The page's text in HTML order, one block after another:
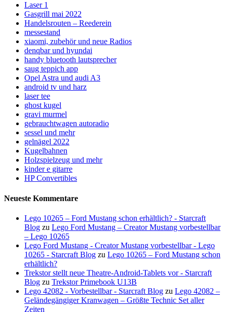
Laser 1
Gasgrill mai 2022
Handelsrouten – Reederein
messestand
xiaomi, zubehör und neue Radios
denqbar und hyundai
handy bluetooth lautsprecher
saug teppich app
Opel Astra und audi A3
android tv und harz
laser tee
ghost kugel
gravi murmel
gebrauchtwagen autoradio
sessel und mehr
gelnägel 2022
Kugelbahnen
Holzspielzeug und mehr
kinder e gitarre
HP Convertibles
Neueste Kommentare
Lego 10265 – Ford Mustang schon erhältlich? - Starcraft
Blog zu Lego Ford Mustang – Creator Mustang vorbestellbar
– Lego 10265
Lego Ford Mustang - Creator Mustang vorbestellbar - Lego
10265 - Starcraft Blog zu Lego 10265 – Ford Mustang schon
erhältlich?
Trekstor stellt neue Theatre-Android-Tablets vor - Starcraft
Blog zu Trekstor Primebook U13B
Lego 42082 - Vorbestellbar - Starcraft Blog zu Lego 42082 –
Geländegängiger Kranwagen – Größte Technic Set aller
Zeiten